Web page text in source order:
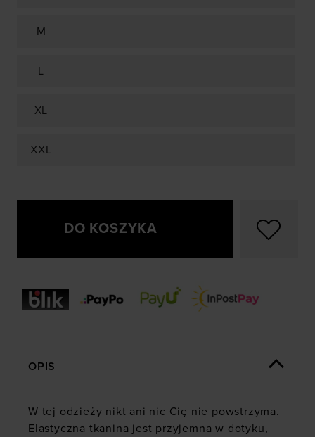
M
L
XL
XXL
DO KOSZYKA
OPIS
W tej odzieży nikt ani nic Cię nie powstrzyma.
Elastyczna tkanina jest przyjemna w dotyku,